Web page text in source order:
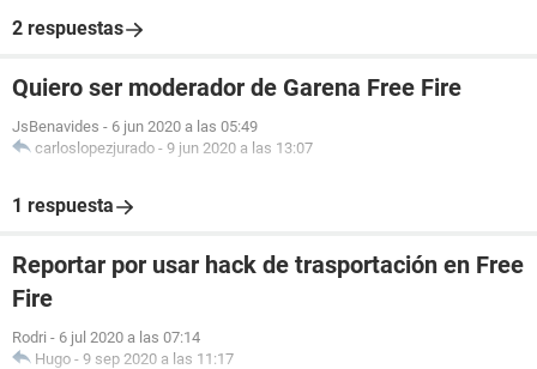
2 respuestas
Quiero ser moderador de Garena Free Fire
JsBenavides - 6 jun 2020 a las 05:49
carloslopezjurado - 9 jun 2020 a las 13:07
1 respuesta
Reportar por usar hack de trasportación en Free
Fire
Rodri - 6 jul 2020 a las 07:14
Hugo - 9 sep 2020 a las 11:17